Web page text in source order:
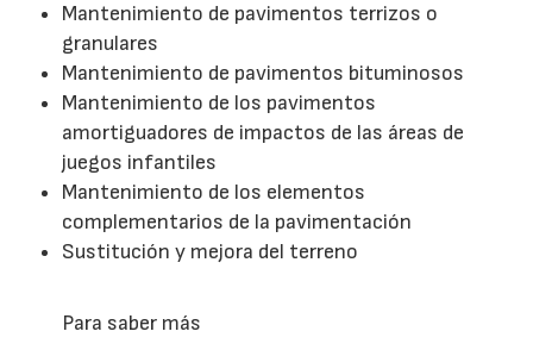
Mantenimiento de pavimentos terrizos o
granulares
Mantenimiento de pavimentos bituminosos
Mantenimiento de los pavimentos
amortiguadores de impactos de las áreas de
juegos infantiles
Mantenimiento de los elementos
complementarios de la pavimentación
Sustitución y mejora del terreno
Para saber más